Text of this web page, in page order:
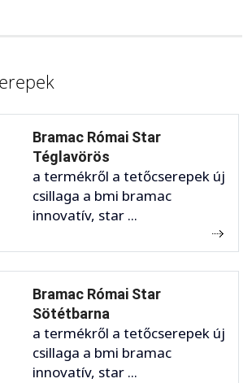
Bramac Római Star
Téglavörös
a termékről a tetőcserepek új
csillaga a bmi bramac
innovatív, star ...
Bramac Római Star
Sötétbarna
a termékről a tetőcserepek új
csillaga a bmi bramac
innovatív, star ...